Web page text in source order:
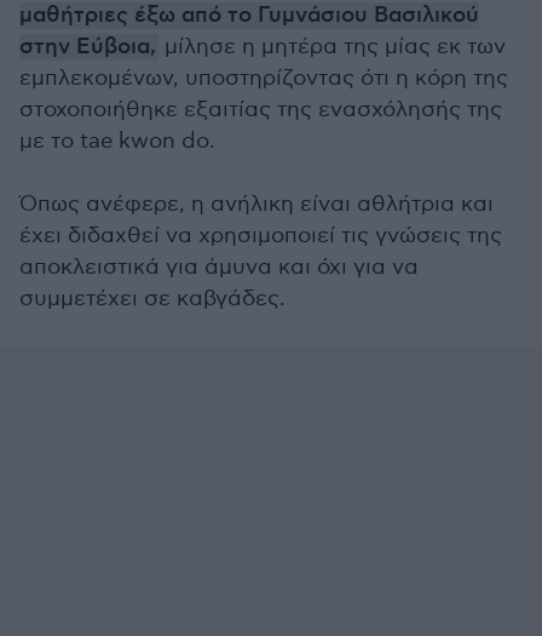
μαθήτριες έξω από το Γυμνάσιου Βασιλικού
στην Εύβοια, μίλησε η μητέρα της μίας εκ των
εμπλεκομένων, υποστηρίζοντας ότι η κόρη της
στοχοποιήθηκε εξαιτίας της ενασχόλησής της
με το tae kwon do.
Όπως ανέφερε, η ανήλικη είναι αθλήτρια και
έχει διδαχθεί να χρησιμοποιεί τις γνώσεις της
αποκλειστικά για άμυνα και όχι για να
συμμετέχει σε καβγάδες.